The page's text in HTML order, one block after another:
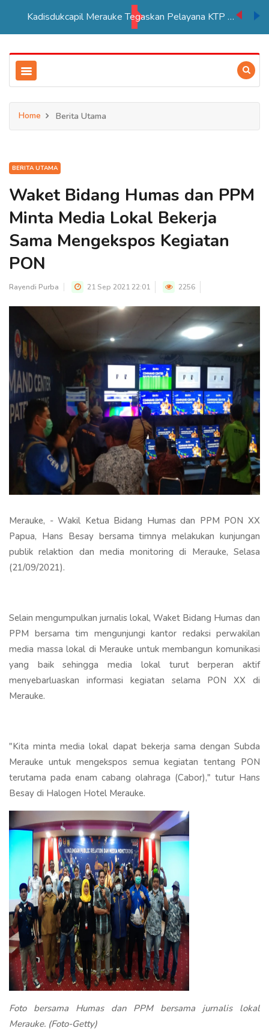
Kadisdukcapil Merauke Tegaskan Pelayana KTP Sesuai SOP
Home Berita Utama
BERITA UTAMA
Waket Bidang Humas dan PPM
Minta Media Lokal Bekerja
Sama Mengekspos Kegiatan
PON
Rayendi Purba 21 Sep 2021 22:01 2256
Merauke, - Wakil Ketua Bidang Humas dan PPM PON XX
Papua, Hans Besay bersama timnya melakukan kunjungan
publik relaktion dan media monitoring di Merauke, Selasa
(21/09/2021).
Selain mengumpulkan jurnalis lokal, Waket Bidang Humas dan
PPM bersama tim mengunjungi kantor redaksi perwakilan
media massa lokal di Merauke untuk membangun komunikasi
yang baik sehingga media lokal turut berperan aktif
menyebarluaskan informasi kegiatan selama PON XX di
Merauke.
"Kita minta media lokal dapat bekerja sama dengan Subda
Merauke untuk mengekspos semua kegiatan tentang PON
terutama pada enam cabang olahraga (Cabor)," tutur Hans
Besay di Halogen Hotel Merauke.
Foto bersama Humas dan PPM bersama jurnalis lokal
Merauke. (Foto-Getty)